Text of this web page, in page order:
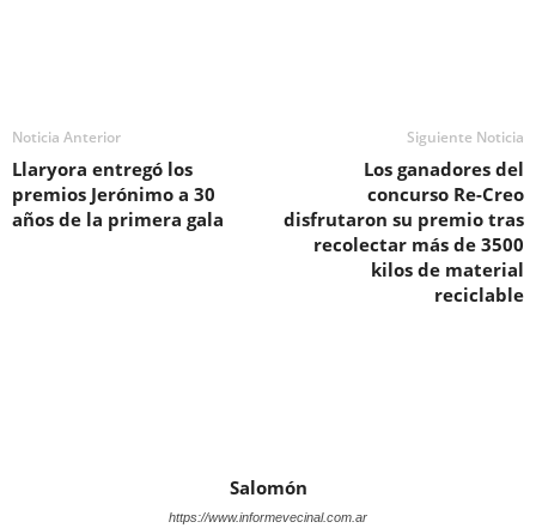
Noticia Anterior
Llaryora entregó los
premios Jerónimo a 30
años de la primera gala
Siguiente Noticia
Los ganadores del
concurso Re-Creo
disfrutaron su premio tras
recolectar más de 3500
kilos de material
reciclable
Salomón
https://www.informevecinal.com.ar